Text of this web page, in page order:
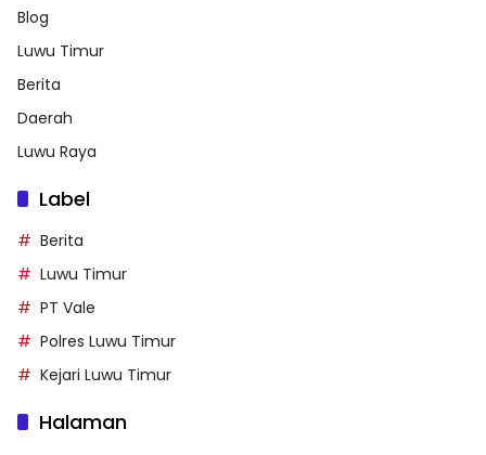
Blog
Luwu Timur
Berita
Daerah
Luwu Raya
Label
Berita
Luwu Timur
PT Vale
Polres Luwu Timur
Kejari Luwu Timur
Halaman